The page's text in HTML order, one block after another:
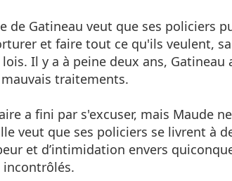
de Gatineau veut que ses policiers
et faire tout ce qu'ils veulent,
Il y a à peine deux ans,
traitements.
a fini par s'excuser, mais Maude
veut que ses policiers se livrent à
et d’intimidation envers
incontrôlés.